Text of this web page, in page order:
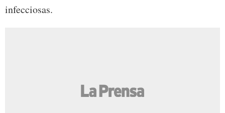
infecciosas.